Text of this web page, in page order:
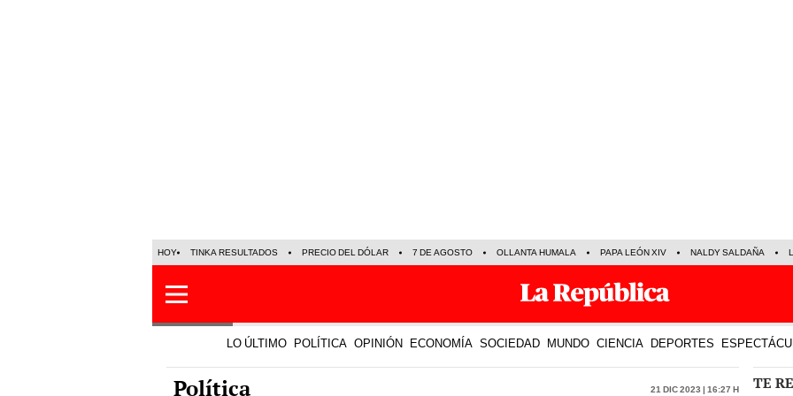
LO ÚLTIMO POLÍTICA OPINIÓN ECONOMÍA SOCIEDAD MUNDO CIENCIA DEPORTES
Política 21 Dic 2023 | 16:27 h TE